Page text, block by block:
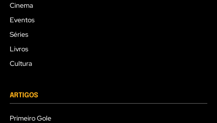
Cinema
Eventos
Séries
Livros
Cultura
ARTIGOS
Primeiro Gole